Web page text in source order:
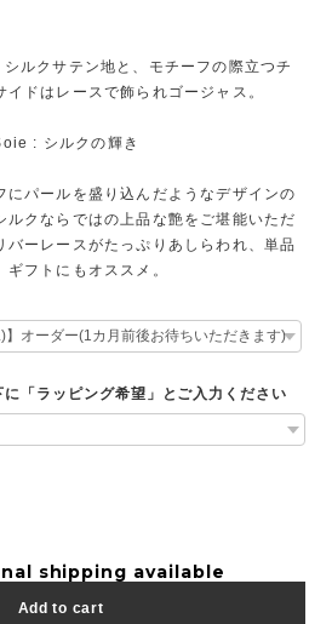
ルクサテン地と、モチーフの際立つチ
ドはレースで飾られゴージャス。
: シルクの輝き
にパールを盛り込んだようなデザインの
ルクならではの上品な艶をご堪能いただ
バーレースがたっぷりあしらわれ、単品
フトにもオススメ。
「ラッピング希望」とご入力ください
shipping available
Add to cart